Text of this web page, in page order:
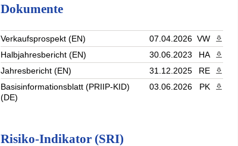
Atlas Copco AB A (2.88%)
EATON CORP PLC (2.81%)
Microsoft Corp (2.8%)
CME Group (2.76%)
Publicis Groupe SA (2.76%)
Assa Abloy B (2.71%)
Mondelez International Inc (2.7%)
Rest (22.72%)
Dokumente
Verkaufsprospekt (EN) 07.04.2026 VW
PDF
Halbjahresbericht (EN)
30.06.2023 HA
PDF
Jahresbericht (EN)
31.12.2025 RE
PDF
Basisinformationsblatt (PRIIP-KID)
(DE)
03.06.2026 PK PDF
Risiko-Indikator (SRI)